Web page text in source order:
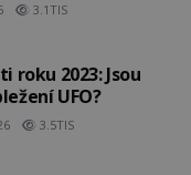
3.1TIS
roku 2023: Jsou
UFO?
3.5TIS